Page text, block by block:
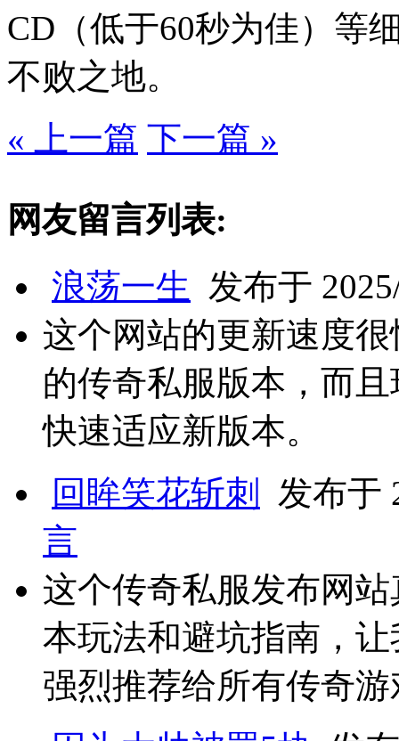
CD（低于60秒为佳）等
不败之地。
« 上一篇 下一篇 »
网友留言列表:
浪荡一生 发布于
这个网站的更新速度
的传奇私服版本，而
快速适应新版本。
回眸笑花斩刺
发布于
言
这个传奇私服发布网
本玩法和避坑指南，
强烈推荐给所有传奇